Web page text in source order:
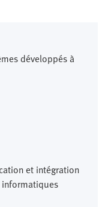
développés à
et intégration
informatiques